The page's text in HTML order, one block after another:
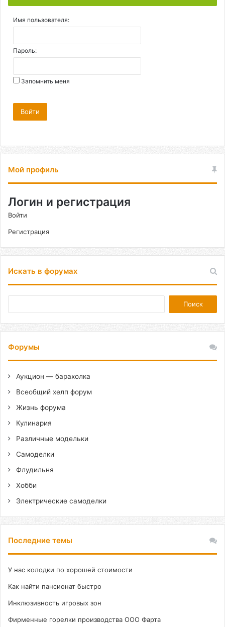
Имя пользователя:
Пароль:
Запомнить меня
Войти
Мой профиль
Логин и регистрация
Войти
Регистрация
Искать в форумах
Форумы
Аукцион — барахолка
Всеобщий хелп форум
Жизнь форума
Кулинария
Различные модельки
Самоделки
Флудильня
Хобби
Электрические самоделки
Последние темы
У нас колодки по хорошей стоимости
Как найти пансионат быстро
Инклюзивность игровых зон
Фирменные горелки производства ООО Фарта